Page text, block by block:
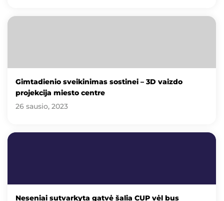
Gimtadienio sveikinimas sostinei – 3D vaizdo
projekcija miesto centre
26 sausio, 2023
Neseniai sutvarkyta gatvė šalia CUP vėl bus